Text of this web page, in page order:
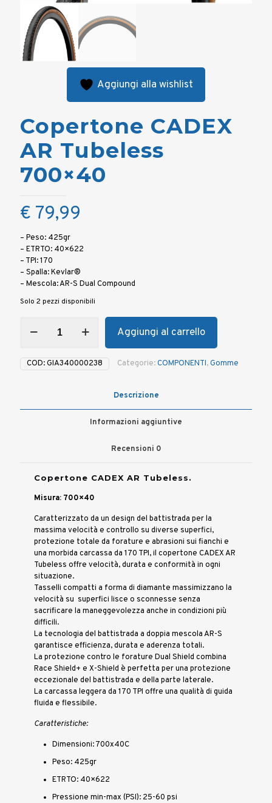
Aggiungi alla wishlist
Copertone CADEX
AR Tubeless
700×40
€ 79,99
– Peso: 425gr
– ETRTO: 40×622
– TPI: 170
– Spalla: Kevlar®
– Mescola: AR-S Dual Compound
Solo 2 pezzi disponibili
CADEX
Tubeless
700x40
Aggiungi al carrello
COD:GIA340000238 Categorie:COMPONENTI,Gomme
Descrizione
Informazioni aggiuntive
Recensioni 0
Copertone CADEX AR Tubeless.
Misura: 700×40
Caratterizzato da un design del battistrada per la
massima velocità e controllo su diverse superfici,
protezione totale da forature e abrasioni sui fianchi e
una morbida carcassa da 170 TPI, il copertone CADEX AR
Tubeless offre velocità, durata e conformità in ogni
situazione.
Tasselli compatti a forma di diamante massimizzano la
velocità su superfici lisce o sconnesse senza
sacrificare la maneggevolezza anche in condizioni più
difficili.
La tecnologia del battistrada a doppia mescola AR-S
garantisce efficienza, durata e aderenza totali.
La protezione contro le forature Dual Shield combina
Race Shield+ e X-Shield è perfetta per una protezione
eccezionale del battistrada e della parte laterale.
La carcassa leggera da 170 TPI offre una qualità di guida
fluida e flessibile.
Caratteristiche:
Dimensioni: 700x40C
Peso: 425gr
ETRTO: 40×622
Pressione min-max (PSI): 25-60 psi